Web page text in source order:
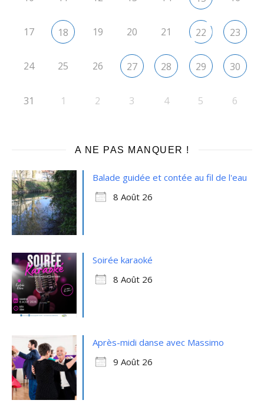
17 18 19 20 21 22 23
24 25 26 27 28 29 30
31 1 2 3 4 5 6
A NE PAS MANQUER !
Balade guidée et contée au fil de l'eau
8 Août 26
Soirée karaoké
8 Août 26
Après-midi danse avec Massimo
9 Août 26